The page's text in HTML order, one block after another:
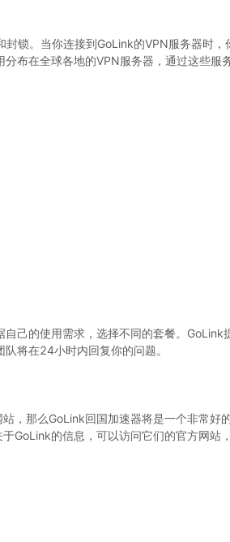
锁。当你连接到GoLink的VPN服务器时
布在全球各地的VPN服务器，通过这些服
己的使用需求，选择不同的套餐。
将在24小时内回复你的问题。
，那么GoLink回国加速器将是一个非常好
GoLink的信息，可以访问它们的官方网站